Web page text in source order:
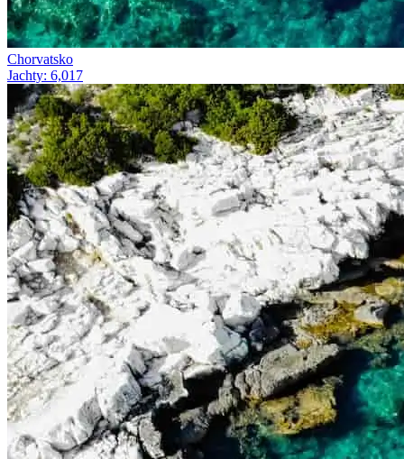
Chorvatsko
Jachty: 6,017